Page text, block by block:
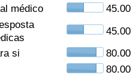
médico
45.00
45.00
si
80.00
80.00